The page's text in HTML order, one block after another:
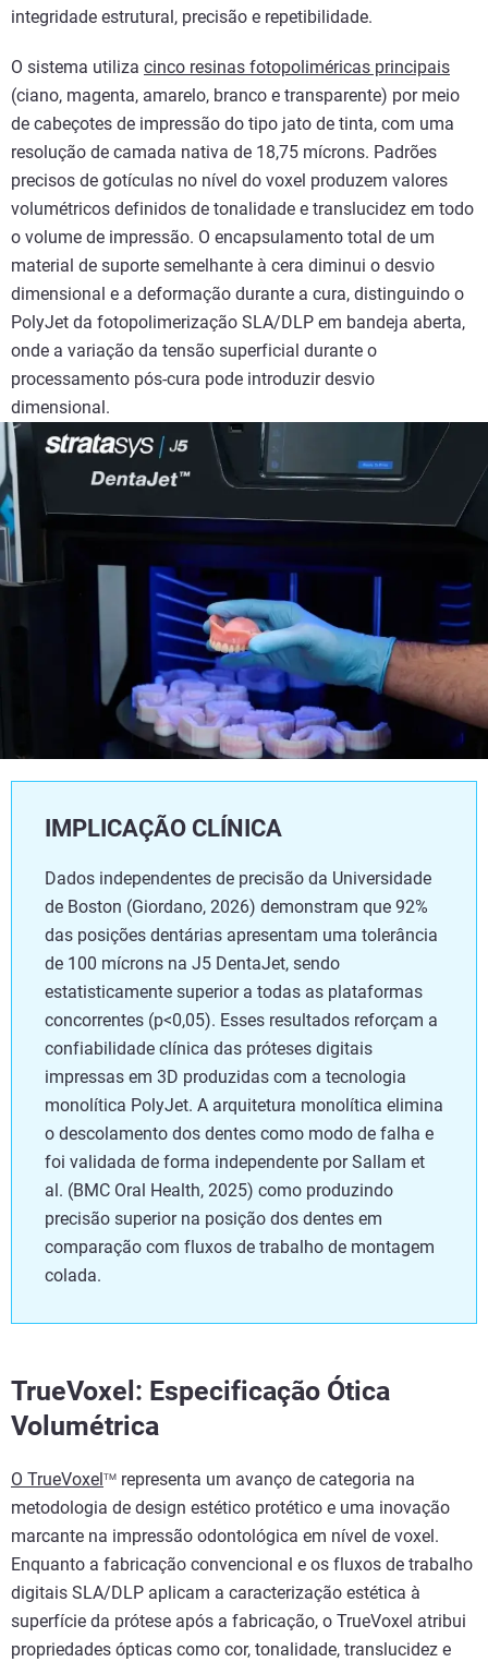
integridade estrutural, precisão e repetibilidade.
O sistema utiliza cinco resinas fotopoliméricas principais
(ciano, magenta, amarelo, branco e transparente) por meio
de cabeçotes de impressão do tipo jato de tinta, com uma
resolução de camada nativa de 18,75 mícrons. Padrões
precisos de gotículas no nível do voxel produzem valores
volumétricos definidos de tonalidade e translucidez em todo
o volume de impressão. O encapsulamento total de um
material de suporte semelhante à cera diminui o desvio
dimensional e a deformação durante a cura, distinguindo o
PolyJet da fotopolimerização SLA/DLP em bandeja aberta,
onde a variação da tensão superficial durante o
processamento pós-cura pode introduzir desvio
dimensional.
IMPLICAÇÃO CLÍNICA
Dados independentes de precisão da Universidade
de Boston (Giordano, 2026) demonstram que 92%
das posições dentárias apresentam uma tolerância
de 100 mícrons na J5 DentaJet, sendo
estatisticamente superior a todas as plataformas
concorrentes (p<0,05). Esses resultados reforçam a
confiabilidade clínica das próteses digitais
impressas em 3D produzidas com a tecnologia
monolítica PolyJet. A arquitetura monolítica elimina
o descolamento dos dentes como modo de falha e
foi validada de forma independente por Sallam et
al. (BMC Oral Health, 2025) como produzindo
precisão superior na posição dos dentes em
comparação com fluxos de trabalho de montagem
colada.
TrueVoxel: Especificação Ótica
Volumétrica
O TrueVoxel TM
representa um avanço de categoria na
metodologia de design estético protético e uma inovação
marcante na impressão odontológica em nível de voxel.
Enquanto a fabricação convencional e os fluxos de trabalho
digitais SLA/DLP aplicam a caracterização estética à
superfície da prótese após a fabricação, o TrueVoxel atribui
propriedades ópticas como cor, tonalidade, translucidez e